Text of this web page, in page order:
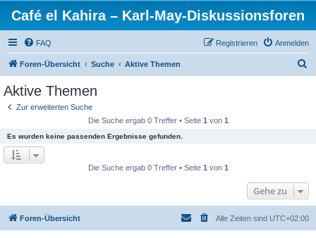
Café el Kahira – Karl-May-Diskussionsforen
FAQ Anmelden
Registrieren
Foren-Übersicht Suche Aktive Themen
Aktive Themen
Zur erweiterten Suche
Die Suche ergab 0 Treffer • Seite 1 von 1
Es wurden keine passenden Ergebnisse gefunden.
Die Suche ergab 0 Treffer • Seite 1 von 1
Gehe zu
Foren-Übersicht Alle Zeiten sind UTC+02:00